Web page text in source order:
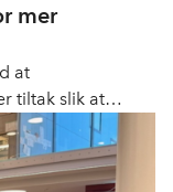
mer
at
tiltak slik at
er balanserte